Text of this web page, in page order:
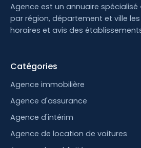
Agence est un annuaire spécialisé
par région, département et ville
horaires et avis des
Catégories
Agence immobilière
Agence d'assurance
Agence d'intérim
Agence de location de voitures